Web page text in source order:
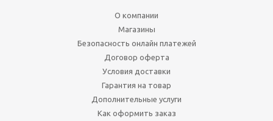
О компании
Магазины
Безопасность онлайн платежей
Договор оферта
Условия доставки
Гарантия на товар
Дополнительные услуги
Как оформить заказ